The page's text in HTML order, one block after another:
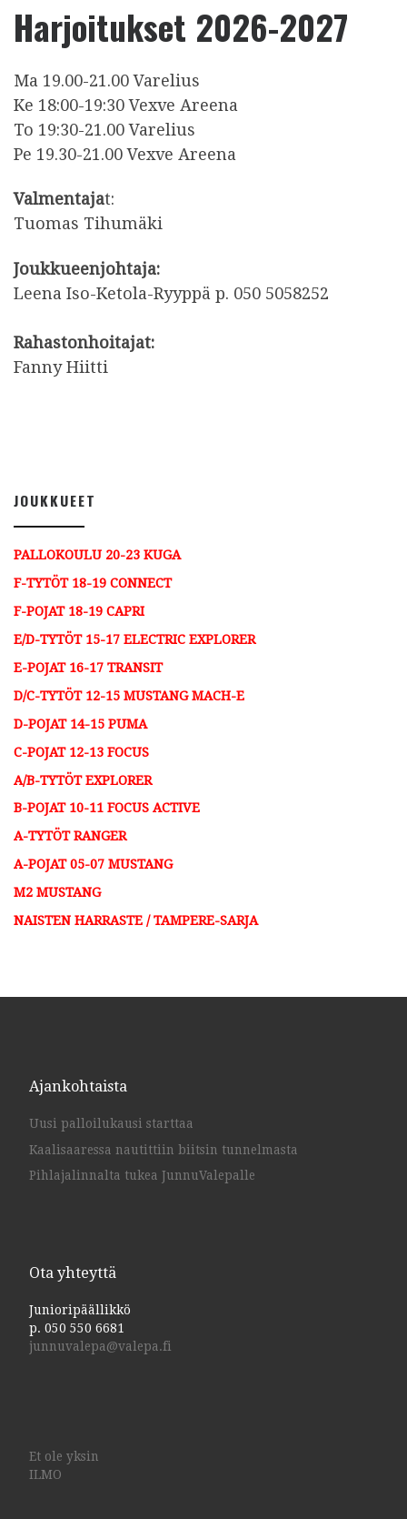
Harjoitukset 2026-2027
Ma 19.00-21.00​​​ Varelius
Ke 18:00-19:30 Vexve Areena
To 19:30-21.00 Varelius
Pe 19.30-21.00​​ Vexve Areena
Valmentajat:
Tuomas Tihumäki
Joukkueenjohtaja:
Leena Iso-Ketola-Ryyppä p. 050 5058252
Rahastonhoitajat:
Fanny Hiitti
JOUKKUEET
PALLOKOULU 20-23 KUGA
F-TYTÖT 18-19 CONNECT
F-POJAT 18-19 CAPRI
E/D-TYTÖT 15-17 ELECTRIC EXPLORER
E-POJAT 16-17 TRANSIT
D/C-TYTÖT 12-15 MUSTANG MACH-E
D-POJAT 14-15 PUMA​
C-POJAT 12-13 FOCUS​
A/B-TYTÖT EXPLORER
B-POJAT 10-11 FOCUS ACTIVE​
A-TYTÖT RANGER
A-POJAT 05-07 MUSTANG
M2 MUSTANG
NAISTEN HARRASTE / TAMPERE-SARJA
Ajankohtaista
Uusi palloilukausi starttaa
Kaalisaaressa nautittiin biitsin tunnelmasta
Pihlajalinnalta tukea JunnuValepalle
Ota yhteyttä
Junioripäällikkö
p. 050 550 6681
junnuvalepa@valepa.fi
Et ole yksin
ILMO